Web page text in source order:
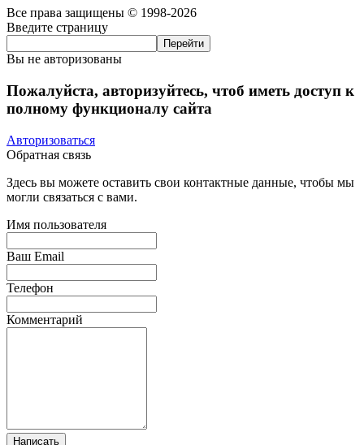
Все права защищены © 1998-2026
Введите страницу
Вы не авторизованы
Пожалуйста, авторизуйтесь, чтоб иметь доступ к
полному функционалу сайта
Авторизоваться
Обратная связь
Здесь вы можете оставить свои контактные данные, чтобы мы
могли связаться с вами.
Имя пользователя
Ваш Email
Телефон
Комментарий
Написать